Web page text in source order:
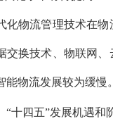
流管理技术在物流
交换技术、物联网
能物流发展较为缓慢。
“十四五”发展机遇和